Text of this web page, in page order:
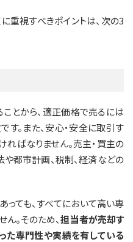
重視すべきポイントは、次の3
とから、適正価格で売るには
す。また、安心・安全に取引す
ばなりません。売主・買主の
や都市計画、税制、経済などの
っても、すべてにおいて高い専
。そのため、担当者が売却す
た専門性や実績を有している